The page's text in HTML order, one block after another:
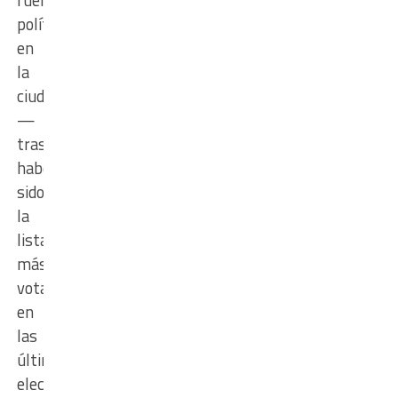
política
en
la
ciudad
—
tras
haber
sido
la
lista
más
votada
en
las
últimas
elecciones